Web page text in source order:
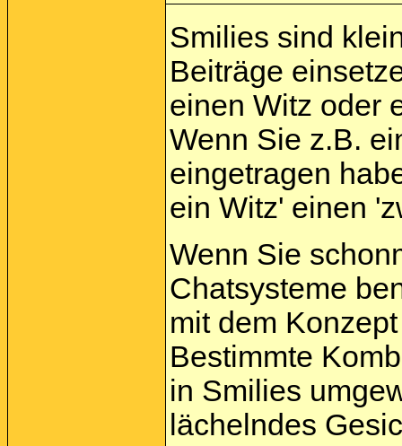
Smilies sind
Beiträge
einen Witz oder
Wenn Sie z.B.
eingetragen
ein Witz' einen
Wenn Sie
Chatsysteme
mit dem
Bestimmte
in Smilies
lächelndes